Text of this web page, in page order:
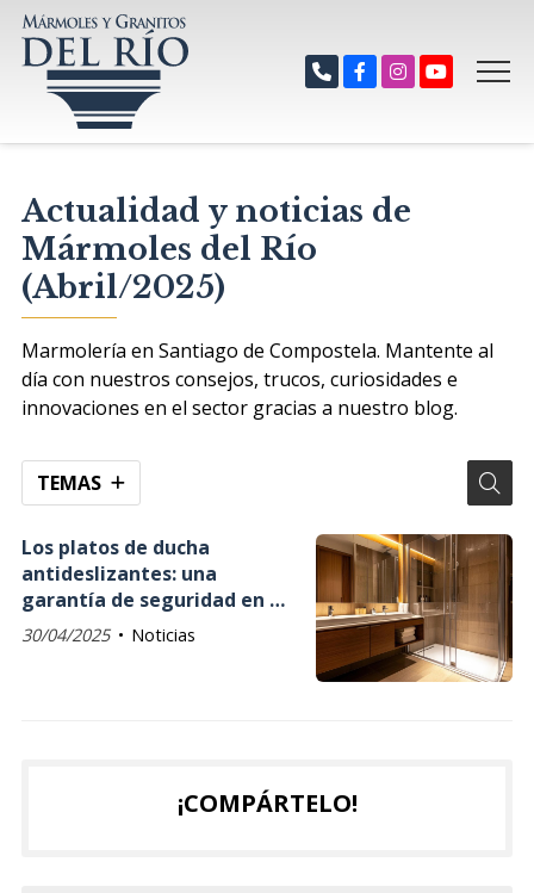
Actualidad y noticias de
Mármoles del Río
(Abril/2025)
Marmolería en Santiago de Compostela. Mantente al
día con nuestros consejos, trucos, curiosidades e
innovaciones en el sector gracias a nuestro blog.
TEMAS
Los platos de ducha
antideslizantes: una
garantía de seguridad en su
día a día
30/04/2025 Noticias
¡COMPÁRTELO!